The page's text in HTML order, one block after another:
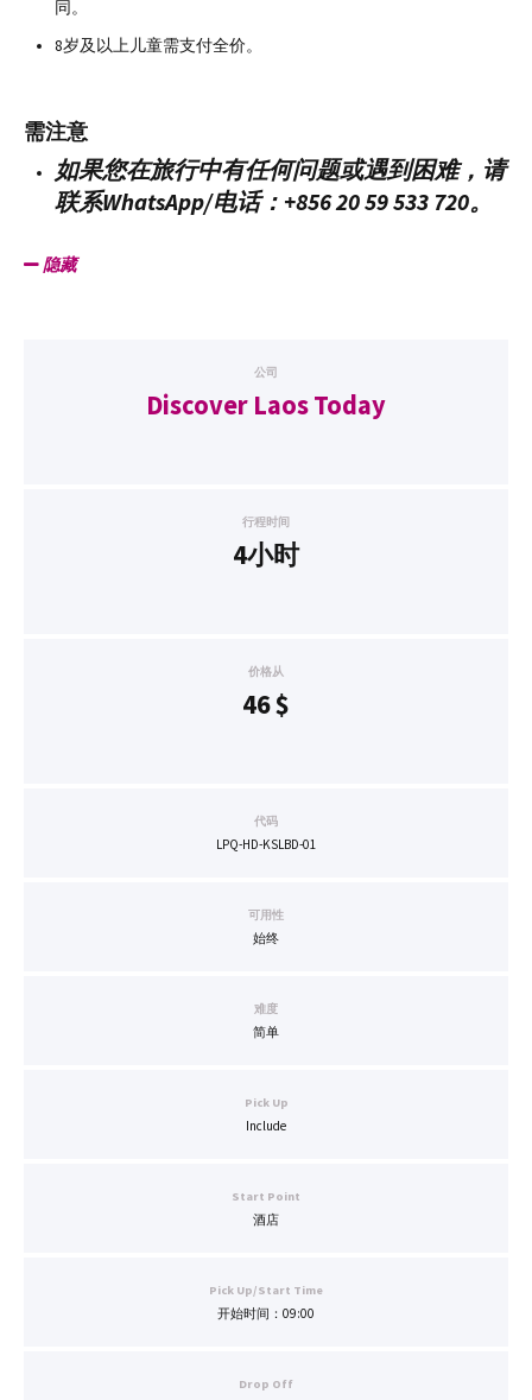
同。
8岁及以上儿童需支付全价。
需注意
如果您在旅行中有任何问题或遇到困难，请
联系WhatsApp/电话：+856 20 59 533 720。
隐藏
公司
Discover Laos Today
行程时间
4小时
价格从
46$
代码
LPQ-HD-KSLBD-01
可用性
始终
难度
简单
Pick Up
Include
Start Point
酒店
Pick Up/Start Time
开始时间：09:00
Drop Off